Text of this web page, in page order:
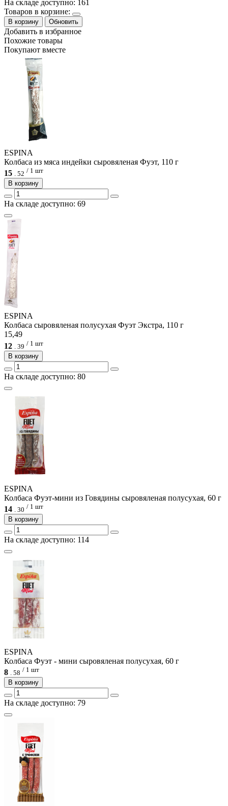
На складе доступно: 161
Товаров в корзине:
В корзину Обновить
Добавить в избранное
Похожие товары
Покупают вместе
ESPINA
Колбаса из мяса индейки сыровяленая Фуэт, 110 г
15 . 52 / 1 шт
В корзину
На складе доступно: 69
ESPINA
Колбаса сыровяленая полусухая Фуэт Экстрa, 110 г
15,49
12
39 / 1 шт
В корзину
На складе доступно: 80
ESPINA
Колбаса Фуэт-мини из Говядины сыровяленая полусухая, 60 г
14 . 30 / 1 шт
В корзину
На складе доступно: 114
ESPINA
Колбаса Фуэт - мини сыровяленая полусухая, 60 г
8 . 58 / 1 шт
В корзину
На складе доступно: 79